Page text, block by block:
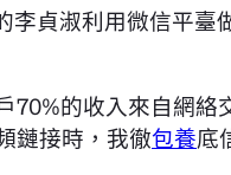
李貞淑利用微信平
的收入來自網
鏈接時，我徹包養底